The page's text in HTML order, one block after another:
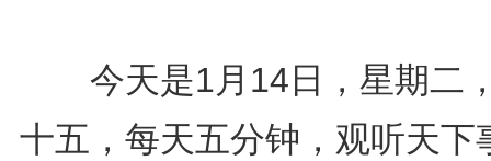
今天是1月14日，星期二
十五，每天五分钟，观听天下